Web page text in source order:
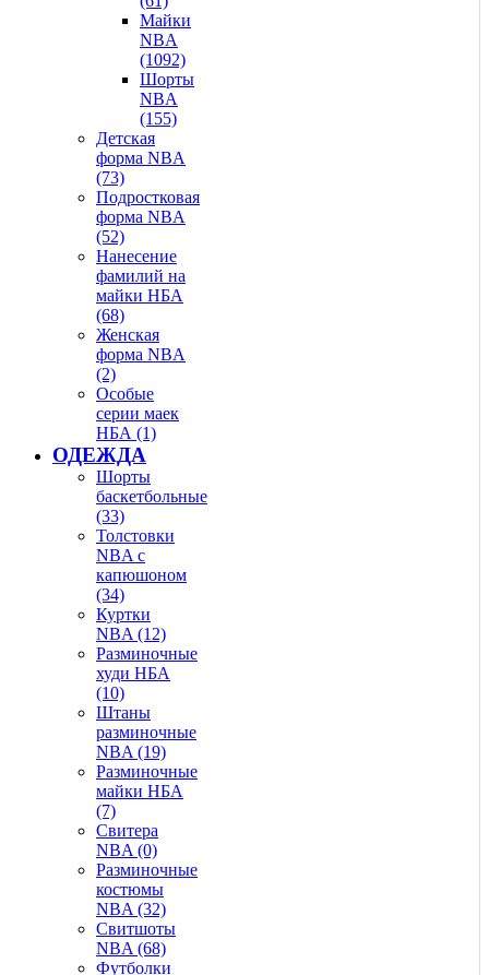
Майки
NBA
(1092)
Шорты
NBA
(155)
Детская
форма NBA
(73)
Подростковая
форма NBA
(52)
Нанесение
фамилий на
майки НБА
(68)
Женская
форма NBA
(2)
Особые
серии маек
НБА (1)
ОДЕЖДА
Шорты
баскетбольные
(33)
Толстовки
NBA с
капюшоном
(34)
Куртки
NBA (12)
Разминочные
худи НБА
(10)
Штаны
разминочные
NBA (19)
Разминочные
майки НБА
(7)
Свитера
NBA (0)
Разминочные
костюмы
NBA (32)
Свитшоты
NBA (68)
Футболки